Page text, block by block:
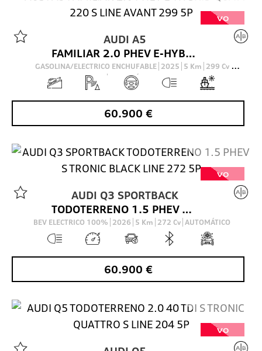
VO
AUDI A5
FAMILIAR 2.0 PHEV E-HYBRID QUATT 220 S LINE AVANT 299 5P
GASOLINA/ELECTRICO ENCHUFABLE 2025 5 Km 299 Cv
AUTOMÁTICO
60.900 €
VO
AUDI Q3 SPORTBACK
TODOTERRENO 1.5 PHEV S TRONIC BLACK LINE 272 5P
BEV ELECTRICO 100% 2026 5 Km 272 Cv AUTOMÁTICO
60.900 €
VO